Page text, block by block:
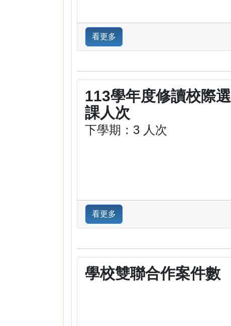
看更多
113學年度修讀校際選
課人次
下學期：3 人次
看更多
學校雙聯合作案件數